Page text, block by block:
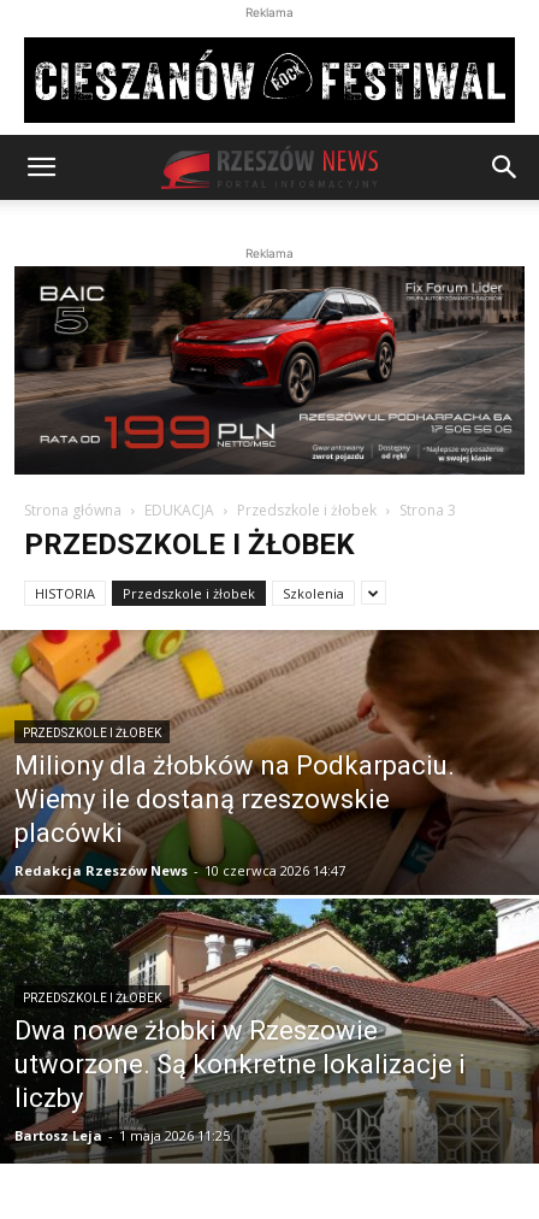
Reklama
Reklama
Strona główna EDUKACJA Przedszkole i żłobek Strona 3
PRZEDSZKOLE I ŻŁOBEK
HISTORIA Przedszkole i żłobek Szkolenia
PRZEDSZKOLE I ŻŁOBEK
Miliony dla żłobków na Podkarpaciu.
Wiemy ile dostaną rzeszowskie
placówki
Redakcja Rzeszów News - 10 czerwca 2026 14:47
PRZEDSZKOLE I ŻŁOBEK
Dwa nowe żłobki w Rzeszowie
utworzone. Są konkretne lokalizacje i
liczby
Bartosz Leja - 1 maja 2026 11:25